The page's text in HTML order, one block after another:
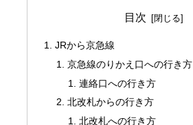
目次
JRから京急線
京急線のりかえ口への行き方
連絡口への行き方
北改札からの行き方
北改札への行き方